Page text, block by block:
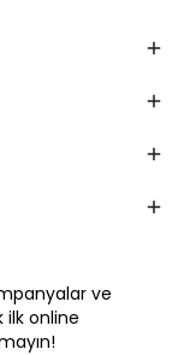
ve
ilk online